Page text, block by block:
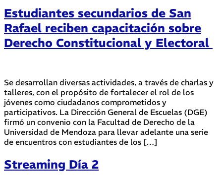
Estudiantes secundarios de San
Rafael reciben capacitación sobre
Derecho Constitucional y Electoral
Se desarrollan diversas actividades, a través de charlas y
talleres, con el propósito de fortalecer el rol de los
jóvenes como ciudadanos comprometidos y
participativos. La Dirección General de Escuelas (DGE)
firmó un convenio con la Facultad de Derecho de la
Universidad de Mendoza para llevar adelante una serie
de encuentros con estudiantes de los […]
Streaming Día 2